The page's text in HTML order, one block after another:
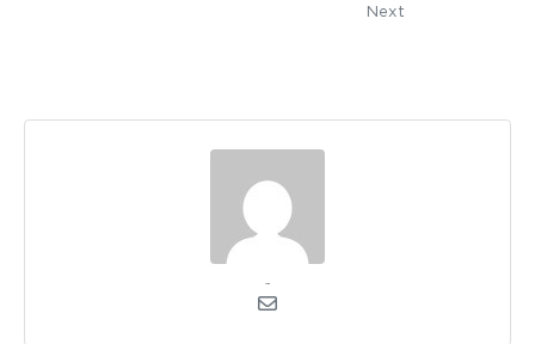
Next